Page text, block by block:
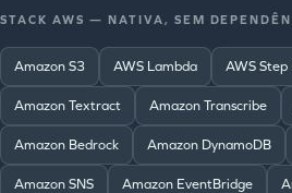
STACK AWS — NATIVA, SEM
Amazon S3 AWS Lambda AWS Step
Amazon Textract Amazon Transcribe
Amazon Bedrock Amazon DynamoDB
Amazon SNS Amazon EventBridge